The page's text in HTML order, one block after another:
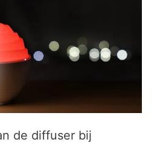
de diffuser bij